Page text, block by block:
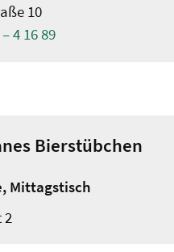
10
4 16 89
Bierstübchen
Mittagstisch
2